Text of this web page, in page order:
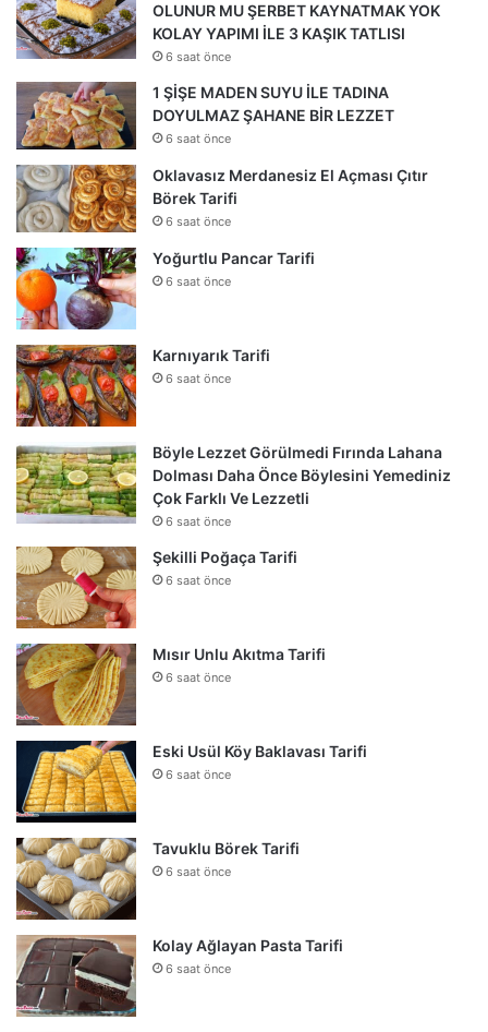
OLUNUR MU ŞERBET KAYNATMAK YOK
KOLAY YAPIMI İLE 3 KAŞIK TATLISI
6 saat önce
1 ŞİŞE MADEN SUYU İLE TADINA
DOYULMAZ ŞAHANE BİR LEZZET
6 saat önce
Oklavasız Merdanesiz El Açması Çıtır
Börek Tarifi
6 saat önce
Yoğurtlu Pancar Tarifi
6 saat önce
Karnıyarık Tarifi
6 saat önce
Böyle Lezzet Görülmedi Fırında Lahana
Dolması Daha Önce Böylesini Yemediniz
Çok Farklı Ve Lezzetli
6 saat önce
Şekilli Poğaça Tarifi
6 saat önce
Mısır Unlu Akıtma Tarifi
6 saat önce
Eski Usül Köy Baklavası Tarifi
6 saat önce
Tavuklu Börek Tarifi
6 saat önce
Kolay Ağlayan Pasta Tarifi
6 saat önce